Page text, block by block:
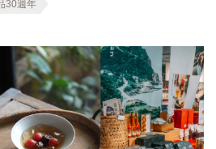
30週年